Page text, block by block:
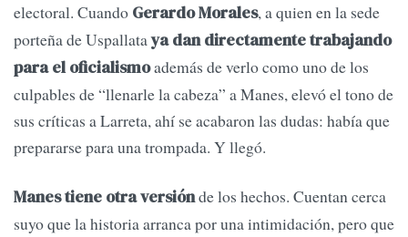
electoral. Cuando Gerardo Morales, a quien en la sede
porteña de Uspallataya dan directamente trabajando
para el oficialismoademás de verlo como uno de los
culpables de “llenarle la cabeza” a Manes, elevó el tono de
sus críticas a Larreta, ahí se acabaron las dudas: había que
prepararse para una trompada. Y llegó.
Manes tiene otra versiónde los hechos. Cuentan cerca
suyo que la historia arranca por una intimidación, pero que